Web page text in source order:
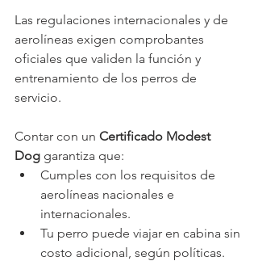
Las regulaciones internacionales y de
aerolíneas exigen comprobantes
oficiales que validen la función y
entrenamiento de los perros de
servicio.
Contar con un Certificado Modest
Dog garantiza que:
Cumples con los requisitos de
aerolíneas nacionales e
internacionales.
Tu perro puede viajar en cabina sin
costo adicional, según políticas.